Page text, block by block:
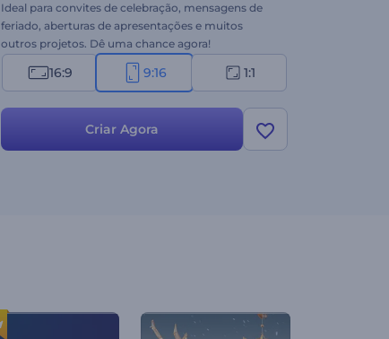
Ideal para convites de celebração, mensagens de
feriado, aberturas de apresentações e muitos
outros projetos. Dê uma chance agora!
16:9 9:16 1:1
Criar Agora